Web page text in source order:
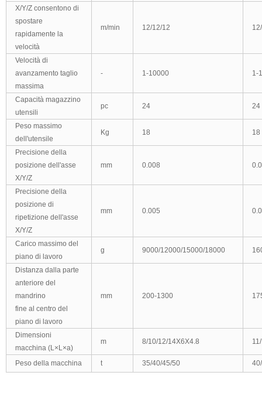
X/Y/Zconsentono di
spostare
rapidamente la
velocità
m/min 12/12/12
Velocità di
avanzamento taglio
massima
- 1-10000 1-
Capacità magazzino
utensili
pc 24 24
Peso massimo
dell'utensile
Kg 18 18
Precisione della
posizione dell'asse
X/Y/Z
mm 0.008
Precisione della
posizione di
ripetizione dell'asse
X/Y/Z
mm 0.005
Carico massimo del
piano di lavoro
g 9000/12000/15000/18000
Distanzadalla parte
anteriore del
mandrino
fine al centro del
piano di lavoro
mm 200-1300
Dimensioni
macchina(L×L×a)
m 8/10/12/14X6X4.8
Peso della macchina t 35/40/45/50